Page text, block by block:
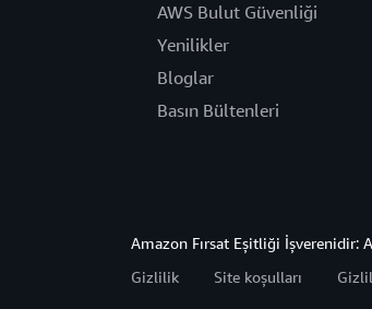
AWS Bulut Güvenliği
Yenilikler
Bloglar
Basın Bültenleri
Amazon Fırsat Eşitliği
Gizlilik
Site koşulları